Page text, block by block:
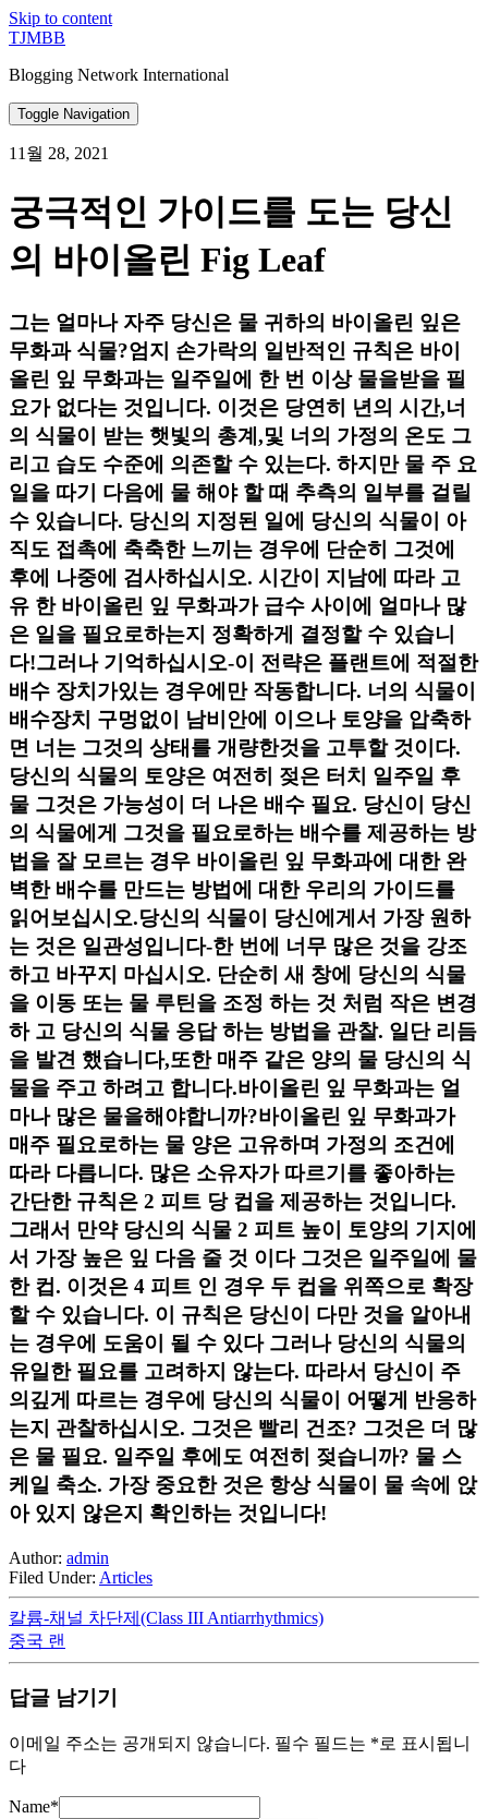
Skip to content
TJMBB
Blogging Network International
Toggle Navigation
11월 28, 2021
궁극적인 가이드를 도는 당신
의 바이올린 Fig Leaf
그는 얼마나 자주 당신은 물 귀하의 바이올린 잎은
무화과 식물?엄지 손가락의 일반적인 규칙은 바이
올린 잎 무화과는 일주일에 한 번 이상 물을받을 필
요가 없다는 것입니다. 이것은 당연히 년의 시간,너
의 식물이 받는 햇빛의 총계,및 너의 가정의 온도 그
리고 습도 수준에 의존할 수 있는다. 하지만 물 주 요
일을 따기 다음에 물 해야 할 때 추측의 일부를 걸릴
수 있습니다. 당신의 지정된 일에 당신의 식물이 아
직도 접촉에 축축한 느끼는 경우에 단순히 그것에
후에 나중에 검사하십시오. 시간이 지남에 따라 고
유 한 바이올린 잎 무화과가 급수 사이에 얼마나 많
은 일을 필요로하는지 정확하게 결정할 수 있습니
다!그러나 기억하십시오-이 전략은 플랜트에 적절한
배수 장치가있는 경우에만 작동합니다. 너의 식물이
배수장치 구멍없이 남비안에 이으나 토양을 압축하
면 너는 그것의 상태를 개량한것을 고투할 것이다.
당신의 식물의 토양은 여전히 젖은 터치 일주일 후
물 그것은 가능성이 더 나은 배수 필요. 당신이 당신
의 식물에게 그것을 필요로하는 배수를 제공하는 방
법을 잘 모르는 경우 바이올린 잎 무화과에 대한 완
벽한 배수를 만드는 방법에 대한 우리의 가이드를
읽어보십시오.당신의 식물이 당신에게서 가장 원하
는 것은 일관성입니다-한 번에 너무 많은 것을 강조
하고 바꾸지 마십시오. 단순히 새 창에 당신의 식물
을 이동 또는 물 루틴을 조정 하는 것 처럼 작은 변경
하 고 당신의 식물 응답 하는 방법을 관찰. 일단 리듬
을 발견 했습니다,또한 매주 같은 양의 물 당신의 식
물을 주고 하려고 합니다.바이올린 잎 무화과는 얼
마나 많은 물을해야합니까?바이올린 잎 무화과가
매주 필요로하는 물 양은 고유하며 가정의 조건에
따라 다릅니다. 많은 소유자가 따르기를 좋아하는
간단한 규칙은 2 피트 당 컵을 제공하는 것입니다.
그래서 만약 당신의 식물 2 피트 높이 토양의 기지에
서 가장 높은 잎 다음 줄 것 이다 그것은 일주일에 물
한 컵. 이것은 4 피트 인 경우 두 컵을 위쪽으로 확장
할 수 있습니다. 이 규칙은 당신이 다만 것을 알아내
는 경우에 도움이 될 수 있다 그러나 당신의 식물의
유일한 필요를 고려하지 않는다. 따라서 당신이 주
의깊게 따르는 경우에 당신의 식물이 어떻게 반응하
는지 관찰하십시오. 그것은 빨리 건조? 그것은 더 많
은 물 필요. 일주일 후에도 여전히 젖습니까? 물 스
케일 축소. 가장 중요한 것은 항상 식물이 물 속에 앉
아 있지 않은지 확인하는 것입니다!
Author: admin
Filed Under: Articles
칼륨-채널 차단제(Class III Antiarrhythmics)
중국 랜
답글 남기기
이메일 주소는 공개되지 않습니다. 필수 필드는 *로 표시됩니
다
Name*